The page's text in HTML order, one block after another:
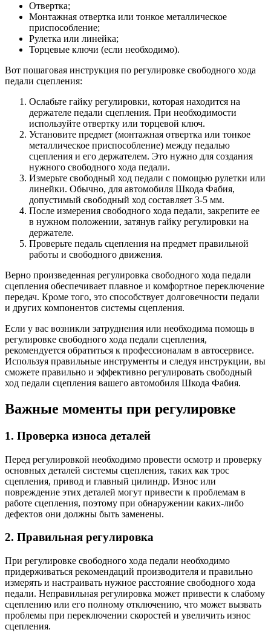
Отвертка;
Монтажная отвертка или тонкое металлическое
приспособление;
Рулетка или линейка;
Торцевые ключи (если необходимо).
Вот пошаговая инструкция по регулировке свободного хода
педали сцепления:
Ослабьте гайку регулировки, которая находится на
держателе педали сцепления. При необходимости
используйте отвертку или торцевой ключ.
Установите предмет (монтажная отвертка или тонкое
металлическое приспособление) между педалью
сцепления и его держателем. Это нужно для создания
нужного свободного хода педали.
Измерьте свободный ход педали с помощью рулетки или
линейки. Обычно, для автомобиля Шкода Фабия,
допустимый свободный ход составляет 3-5 мм.
После измерения свободного хода педали, закрепите ее
в нужном положении, затянув гайку регулировки на
держателе.
Проверьте педаль сцепления на предмет правильной
работы и свободного движения.
Верно произведенная регулировка свободного хода педали
сцепления обеспечивает плавное и комфортное переключение
передач. Кроме того, это способствует долговечности педали
и других компонентов системы сцепления.
Если у вас возникли затруднения или необходима помощь в
регулировке свободного хода педали сцепления,
рекомендуется обратиться к профессионалам в автосервисе.
Используя правильные инструменты и следуя инструкции, вы
сможете правильно и эффективно регулировать свободный
ход педали сцепления вашего автомобиля Шкода Фабия.
Важные моменты при регулировке
1. Проверка износа деталей
Перед регулировкой необходимо провести осмотр и проверку
основных деталей системы сцепления, таких как трос
сцепления, привод и главный цилиндр. Износ или
повреждение этих деталей могут привести к проблемам в
работе сцепления, поэтому при обнаружении каких-либо
дефектов они должны быть заменены.
2. Правильная регулировка
При регулировке свободного хода педали необходимо
придерживаться рекомендаций производителя и правильно
измерять и настраивать нужное расстояние свободного хода
педали. Неправильная регулировка может привести к слабому
сцеплению или его полному отключению, что может вызвать
проблемы при переключении скоростей и увеличить износ
сцепления.